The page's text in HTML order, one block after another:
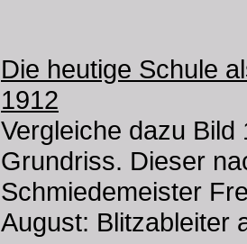
Die heutige Schule
1912
Vergleiche dazu
Grundriss. Dieser
Schmiedemeister
August: Blitzableiter